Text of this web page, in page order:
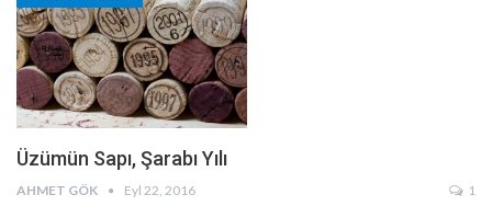
Üzümün Sapı, Şarabı Yılı
AHMET GÖK Eyl 22, 2016 1